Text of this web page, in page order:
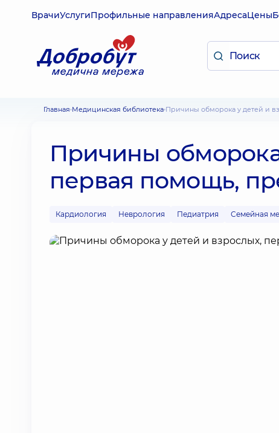
ВрачиУслугиПрофильные направленияАдресаЦены
Главная Медицинская библиотека Причины обморока у детей и
Причины
первая помощь,
Кардиология Неврология Педиатрия Семейная